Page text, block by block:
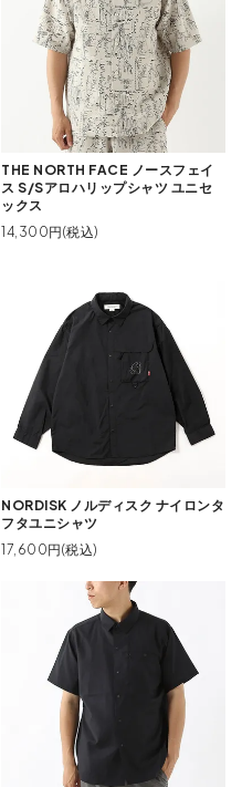
THE NORTH FACE ノースフェイ
ス S/Sアロハリップシャツ ユニセ
ックス
14,300円(税込)
NORDISK ノルディスク ナイロンタ
フタユニシャツ
17,600円(税込)